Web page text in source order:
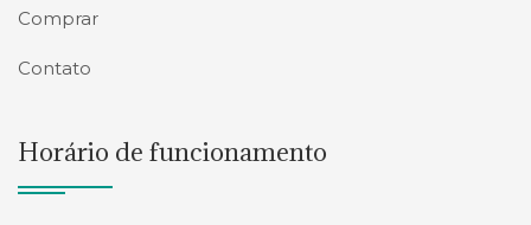
Comprar
Contato
Horário de funcionamento